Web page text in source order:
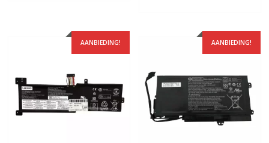
AANBIEDING! AANBIEDING!